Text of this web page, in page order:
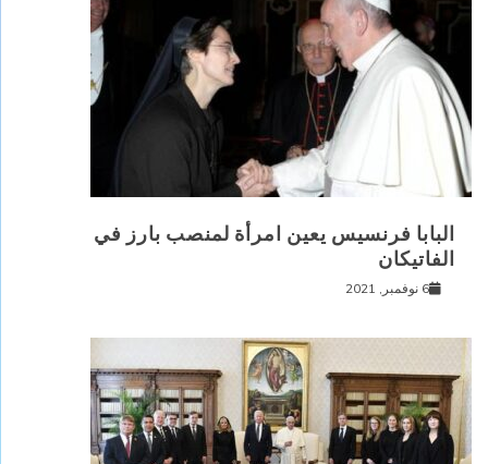
البابا فرنسيس يعين امرأة لمنصب بارز في
الفاتيكان
6 نوفمبر, 2021